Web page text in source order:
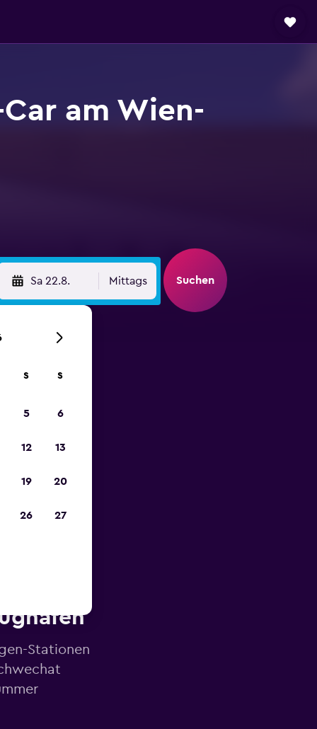
am Wien-
Sa 22.8. Mittags Suchen
Stationen
S S
5 6
12 13
19 20
26 27